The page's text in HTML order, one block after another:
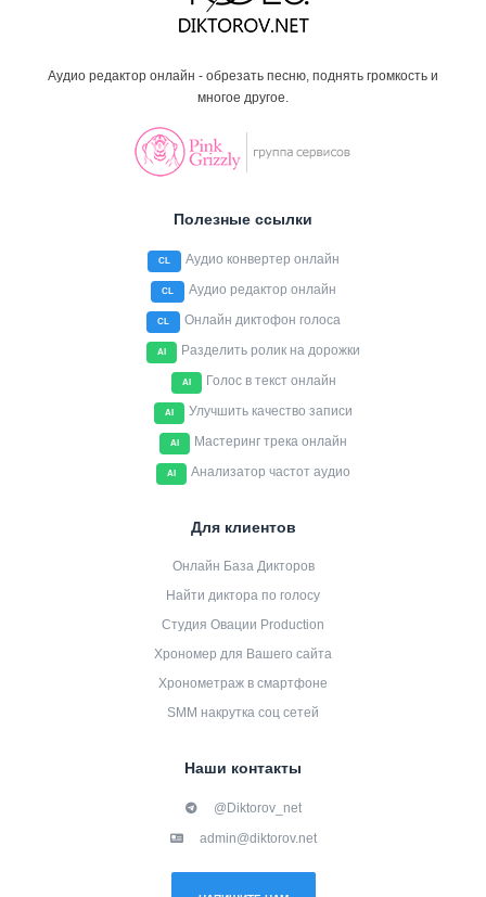
Аудио редактор онлайн - обрезать песню, поднять громкость и
многое другое.
Полезные ссылки
CL Аудио конвертер онлайн
CL Аудио редактор онлайн
CL Онлайн диктофон голоса
AI Разделить ролик на дорожки
AI Голос в текст онлайн
AI Улучшить качество записи
AI Мастеринг трека онлайн
AI Анализатор частот аудио
Для клиентов
Онлайн База Дикторов
Найти диктора по голосу
Студия Овации Production
Хрономер для Вашего сайта
Хронометраж в смартфоне
SMM накрутка соц сетей
Наши контакты
@Diktorov_net
admin@diktorov.net